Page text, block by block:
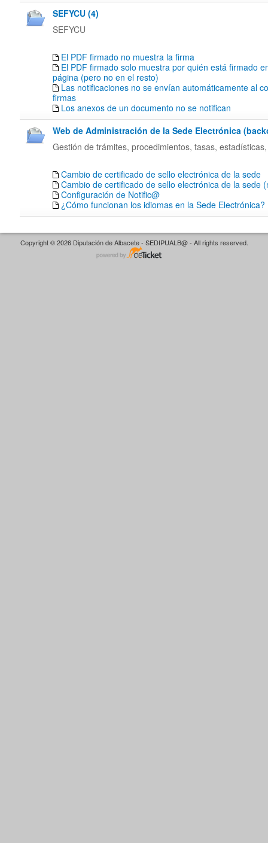
SEFYCU (4)
SEFYCU
El PDF firmado no muestra la firma
El PDF firmado solo muestra por quién está firmado
página (pero no en el resto)
Las notificaciones no se envían automáticamente al
firmas
Los anexos de un documento no se notifican
Web de Administración de la Sede Electrónica
Gestión de trámites, procedimientos, tasas,
Cambio de certificado de sello electrónica de la sede
Cambio de certificado de sello electrónica de la sede
Configuración de Notific@
¿Cómo funcionan los idiomas en la Sede Electrónica?
Copyright © 2026 Diputación de Albacete - SEDIPUALB@ - All rights reserved.